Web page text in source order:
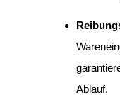
Ablauf.